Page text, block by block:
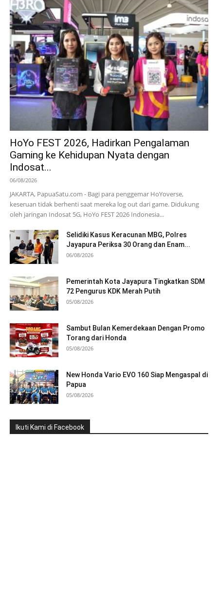
HoYo FEST 2026, Hadirkan Pengalaman
Gaming ke Kehidupan Nyata dengan
Indosat...
06/08/2026
JAKARTA, PapuaSatu.com - Bagi para penggemar HoYoverse,
keseruan tidak berhenti saat mereka log out dari game. Didukung
oleh jaringan Indosat 5G, HoYo FEST 2026 Indonesia...
Selidiki Kasus Keracunan MBG, Polres
Jayapura Periksa 30 Orang dan Enam...
06/08/2026
Pemerintah Kota Jayapura Tingkatkan SDM
72 Pengurus KDK Merah Putih
05/08/2026
Sambut Bulan Kemerdekaan Dengan Promo
Torang dari Honda
05/08/2026
New Honda Vario EVO 160 Siap Mengaspal di
Papua
05/08/2026
Ikuti Kami di Facebook